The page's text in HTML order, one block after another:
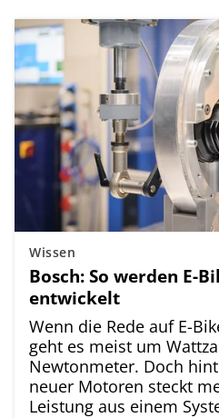
Wissen
Bosch: So werden E-
entwickelt
Wenn die Rede auf E-
geht es meist um
Newtonmeter. Doch
neuer Motoren steckt
Leistung aus einem